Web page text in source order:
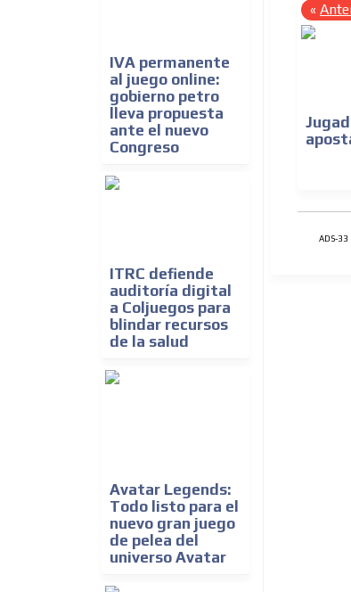
IVA permanente
al juego online:
gobierno petro
lleva propuesta
ante el nuevo
Congreso
ITRC defiende
auditoría digital
a Coljuegos para
blindar recursos
de la salud
Avatar Legends:
Todo listo para el
nuevo gran juego
de pelea del
universo Avatar
«
ADS-33